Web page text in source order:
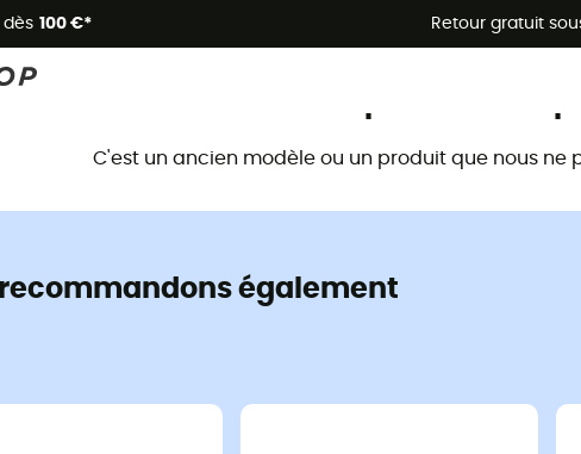
dès 100 €* Retour gratuit
Promos d'été 🔥 -5 % EXTRA dès
C'est un ancien modèle ou un produit que nous ne
recommandons également